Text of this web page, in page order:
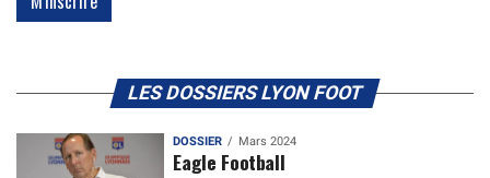
LES DOSSIERS LYON FOOT
DOSSIER Mars 2024
Eagle Football